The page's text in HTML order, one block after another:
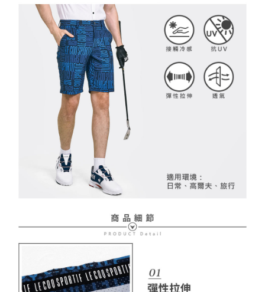
1.本服務係由「台灣大哥大股份有限公司」（以下簡稱本公司）所提供，讓
用戶於交易時，得透過本服務購買商品或服務，並由商店將買賣／分期付款
買賣價金債權讓與本公司後，依約使用本公司帳單繳交帳款。
2.基於同意付款使用「大哥付你分期」之契約關係目的，商店將以您的個人
資料（包含姓名、電話或地址）提供予台灣大哥大進項蒐集、處理及利用，
由本公司與您本人進行分期帳單所需資料之確認、核對及更正。
3.完整用戶服務條款，請詳閱以下連結：
https://oppay.tw/userRule
※ 請注意：結帳手續完成當下不需立刻繳費，但若您需要取消訂單，請聯絡
購買商品的店家。未經商家同意取消之訂單仍視為有效，需透過AFTEE先享
後付繳納相關費用。
※ 交易是否成功請以「AFTEE先享後付 」之結帳頁面顯示為準，若有關於
是否繳費成功／繳費後需取消欲退款等相關疑問，請聯繫「AFTEE先享後付
客戶支援中心」https://netprotections.freshdesk.com/support/home
１．透過由恩沛科技股份有限公司提供之「AFTEE先享後付」服務完成之交
易，需依本服務之必要範圍內提供個人資料，並將交易相關給付款項請求債
權轉讓予恩沛科技股份有限公司。
２．關於個人資料處理事宜，請瀏覽以下網址：
https://aftee.tw/terms/#terms3
３．未成年的使用者請事先徵得法定代理人或監護人之同意方可使用
「AFTEE先享後付」，若未經同意申辦者引起之損失，本公司不負相關責
４．使用「AFTEE先享後付」時，將依據個別帳號之用戶狀況，依本公司即
時審查核予不同之上限額度；若仍有額度不足之情形，本公司將視審查結果
５．嚴禁一人註冊多個帳號或使用他人資訊註冊。若發現惡意使用之情形，
恩沛科技股份有限公司將有權停止該用戶之使用額度並採取法律行動。
萊爾富取貨付款
付款後萊爾富取貨
7-11取貨付款
付款後7-11取貨